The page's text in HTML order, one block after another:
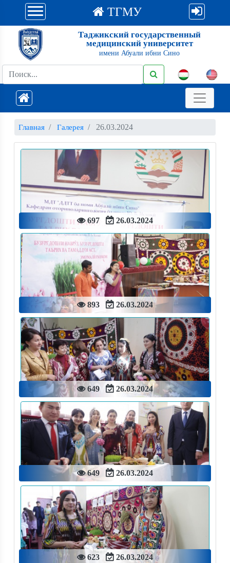
ТГМУ
Таджикский государственный
медицинский университет
имени Абуали ибни Сино
Главная Галерея 26.03.2024
697 26.03.2024
893 26.03.2024
649 26.03.2024
649 26.03.2024
623 26.03.2024